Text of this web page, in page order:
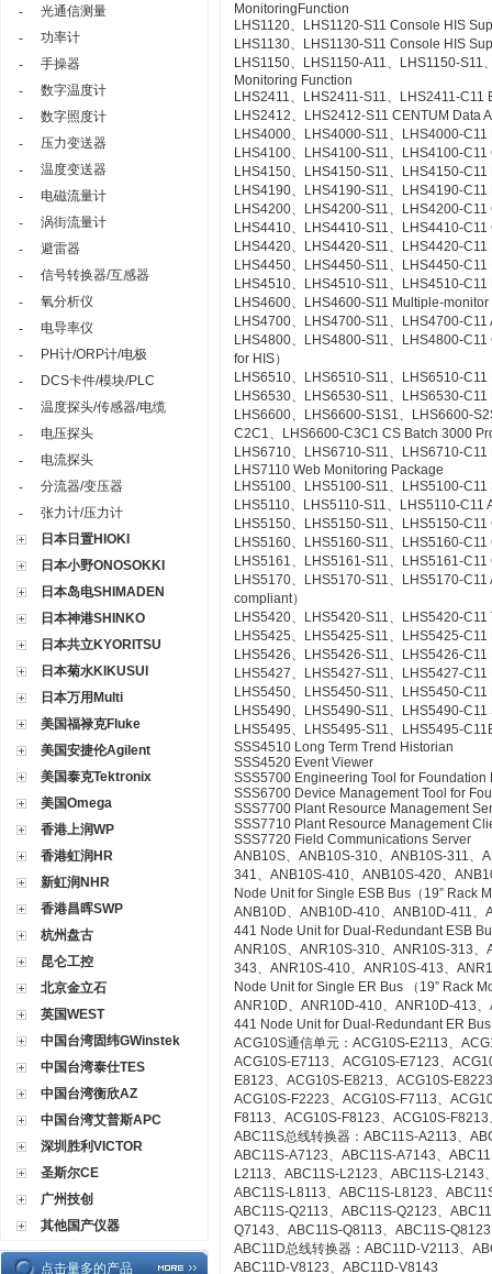
-
光通信测量
-
功率计
-
手操器
-
数字温度计
-
数字照度计
-
压力变送器
-
温度变送器
-
电磁流量计
-
涡街流量计
-
避雷器
-
信号转换器/互感器
-
氧分析仪
-
电导率仪
-
PH计/ORP计/电极
-
DCS卡件/模块/PLC
-
温度探头/传感器/电缆
-
电压探头
-
电流探头
-
分流器/变压器
-
张力计/压力计
日本日置HIOKI
日本小野ONOSOKKI
日本岛电SHIMADEN
日本神港SHINKO
日本共立KYORITSU
日本菊水KIKUSUI
日本万用Multi
美国福禄克Fluke
美国安捷伦Agilent
美国泰克Tektronix
美国Omega
香港上润WP
香港虹润HR
新虹润NHR
香港昌晖SWP
杭州盘古
昆仑工控
北京金立石
英国WEST
中国台湾固纬GWinstek
中国台湾泰仕TES
中国台湾衡欣AZ
中国台湾艾普斯APC
深圳胜利VICTOR
圣斯尔CE
广州技创
其他国产仪器
点击量多的产品
MonitoringFunction
LHS1120、LHS1120-S11 Console HIS
LHS1130、LHS1130-S11 Console HIS
LHS1150、LHS1150-A11、LHS1150-
Monitoring Function
LHS2411、LHS2411-S11、LHS2411-
LHS2412、LHS2412-S11 CENTUM Data
LHS4000、LHS4000-S11、LHS4000-
LHS4100、LHS4100-S11、LHS4100-
LHS4150、LHS4150-S11、LHS4150-
LHS4190、LHS4190-S11、LHS4190-
LHS4200、LHS4200-S11、LHS4200-
LHS4410、LHS4410-S11、LHS4410-
LHS4420、LHS4420-S11、LHS4420-
LHS4450、LHS4450-S11、LHS4450-
LHS4510、LHS4510-S11、LHS4510-
LHS4600、LHS4600-S11 Multiple-
LHS4700、LHS4700-S11、LHS4700-
LHS4800、LHS4800-S11、LHS4800-
for HIS）
LHS6510、LHS6510-S11、LHS6510-
LHS6530、LHS6530-S11、LHS6530-
LHS6600、LHS6600-S1S1、LHS6600-
C2C1、LHS6600-C3C1 CS Batch 3000
LHS6710、LHS6710-S11、LHS6710-
LHS7110 Web Monitoring Package
LHS5100、LHS5100-S11、LHS5100-
LHS5110、LHS5110-S11、LHS5110-C11
LHS5150、LHS5150-S11、LHS5150-
LHS5160、LHS5160-S11、LHS5160-
LHS5161、LHS5161-S11、LHS5161-
LHS5170、LHS5170-S11、LHS5170-
compliant）
LHS5420、LHS5420-S11、LHS5420-C11
LHS5425、LHS5425-S11、LHS5425-
LHS5426、LHS5426-S11、LHS5426-
LHS5427、LHS5427-S11、LHS5427-
LHS5450、LHS5450-S11、LHS5450-
LHS5490、LHS5490-S11、LHS5490-
LHS5495、LHS5495-S11、LHS5495-
SSS4510 Long Term Trend Historian
SSS4520 Event Viewer
SSS5700 Engineering Tool for Foundation
SSS6700 Device Management Tool for
SSS7700 Plant Resource Management
SSS7710 Plant Resource Management
SSS7720 Field Communications Server
ANB10S、ANB10S-310、ANB10S-311、
341、ANB10S-410、ANB10S-420、
Node Unit for Single ESB Bus（19” Rack
ANB10D、ANB10D-410、ANB10D-411
441 Node Unit for Dual-Redundant ESB
ANR10S、ANR10S-310、ANR10S-313
343、ANR10S-410、ANR10S-413、
Node Unit for Single ER Bus （19” Rack
ANR10D、ANR10D-410、ANR10D-413
441 Node Unit for Dual-Redundant ER
ACG10S通信单元：ACG10S-E2113、
ACG10S-E7113、ACG10S-E7123、
E8123、ACG10S-E8213、ACG10S-
ACG10S-F2223、ACG10S-F7113、
F8113、ACG10S-F8123、ACG10S-
ABC11S总线转换器：ABC11S-A2113、
ABC11S-A7123、ABC11S-A7143、
L2113、ABC11S-L2123、ABC11S-
ABC11S-L8113、ABC11S-L8123、
ABC11S-Q2113、ABC11S-Q2123、
Q7143、ABC11S-Q8113、ABC11S-
ABC11D总线转换器：ABC11D-V2113、
ABC11D-V8123、ABC11D-V8143